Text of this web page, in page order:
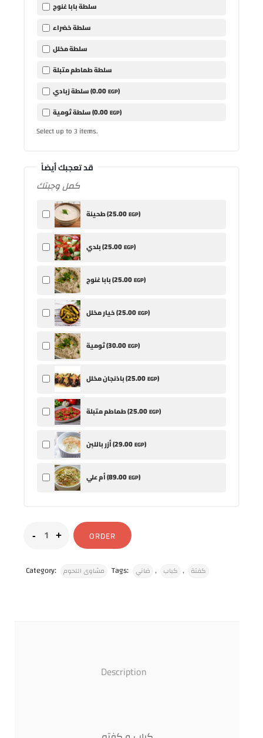
سلطة بابا غنوج
سلطة خضراء
سلطة مخلل
سلطة طماطم متبلة
سلطة زبادي (0.00EGP)
سلطة ثومية (0.00EGP)
Select up to3 items.
قد تعجبك أيضاً
كمل وجبتك
طحينة (25.00EGP)
بلدي (25.00EGP)
بابا غنوج (25.00EGP)
خيار مخلل (25.00EGP)
ثومية (30.00EGP)
باذنجان مخلل (25.00EGP)
طماطم متبلة (25.00EGP)
أزر باللبن (29.00EGP)
أم علي (89.00EGP)
ORDER
Category: مشاوى اللحوم Tags: ضاني , كباب , كفتة
Description